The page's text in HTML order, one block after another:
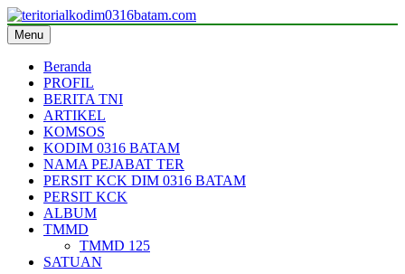
Skip
to
content
teritorialkodim0316batam.com
teritoriakkodimo0316batam
Menu
Beranda
PROFIL
BERITA TNI
ARTIKEL
KOMSOS
KODIM 0316 BATAM
NAMA PEJABAT TER
PERSIT KCK DIM 0316 BATAM
PERSIT KCK
ALBUM
TMMD
TMMD 125
SATUAN